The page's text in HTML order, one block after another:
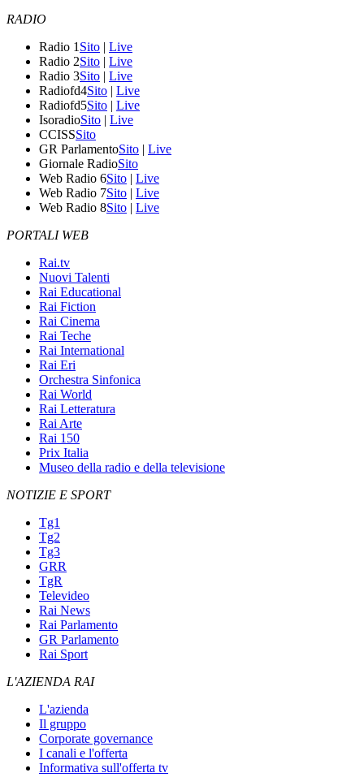
RADIO
Radio 1 Sito | Live
Radio 2Sito | Live
Radio 3Sito | Live
Radiofd4Sito | Live
Radiofd5Sito | Live
IsoradioSito | Live
CCISSSito
GR ParlamentoSito | Live
Giornale RadioSito
Web Radio 6Sito | Live
Web Radio 7Sito | Live
Web Radio 8Sito | Live
PORTALI WEB
Rai.tv
Nuovi Talenti
Rai Educational
Rai Fiction
Rai Cinema
Rai Teche
Rai International
Rai Eri
Orchestra Sinfonica
Rai World
Rai Letteratura
Rai Arte
Rai 150
Prix Italia
Museo della radio e della televisione
NOTIZIE E SPORT
Tg1
Tg2
Tg3
GRR
TgR
Televideo
Rai News
Rai Parlamento
GR Parlamento
Rai Sport
L'AZIENDA RAI
L'azienda
Il gruppo
Corporate governance
I canali e l'offerta
Informativa sull'offerta tv